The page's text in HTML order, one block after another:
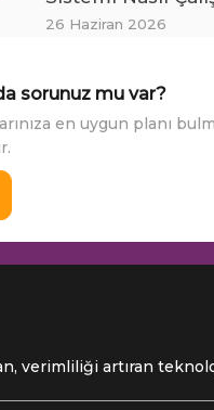
26 Haziran 2026
sorunuz mu var?
en uygun planı
verimliliği artıran